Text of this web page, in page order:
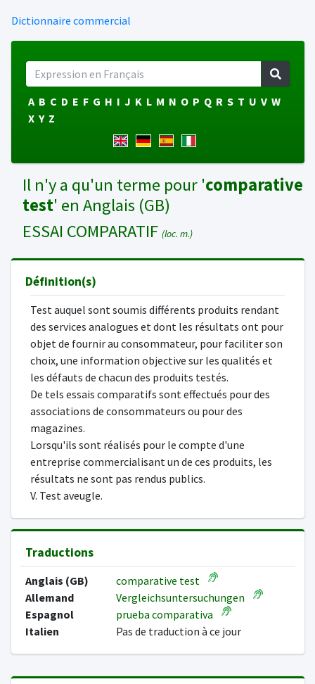
Dictionnaire commercial
A B C D E F G H I J K L M N O P Q R S T U V W
X Y Z
Il n'y a qu'un terme pour 'comparative
test' en Anglais (GB)
ESSAI COMPARATIF (loc. m.)
Définition(s)
Test auquel sont soumis différents produits rendant
des services analogues et dont les résultats ont pour
objet de fournir au consommateur, pour faciliter son
choix, une information objective sur les qualités et
les défauts de chacun des produits testés.
De tels essais comparatifs sont effectués pour des
associations de consommateurs ou pour des
magazines.
Lorsqu'ils sont réalisés pour le compte d'une
entreprise commercialisant un de ces produits, les
résultats ne sont pas rendus publics.
V. Test aveugle.
Traductions
Anglais (GB)
comparative test
Allemand
Vergleichsuntersuchungen
Espagnol
prueba comparativa
Italien
Pas de traduction à ce jour